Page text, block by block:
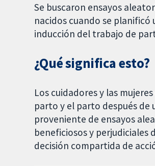
Se buscaron ensayos
nacidos cuando se
inducción del trabajo de
¿Qué significa esto?
Los cuidadores y las
parto y el parto después de
proveniente de ensayos
beneficiosos y perjudiciales
decisión compartida de